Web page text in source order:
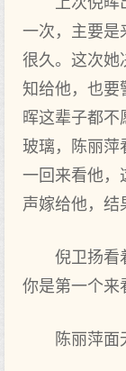
一次，主要是
很久。这次她
知给他，也要
晖这辈子都不
玻璃，陈丽萍
一回来看他，
声嫁给他，结
倪卫扬看
你是第一个来
陈丽萍面